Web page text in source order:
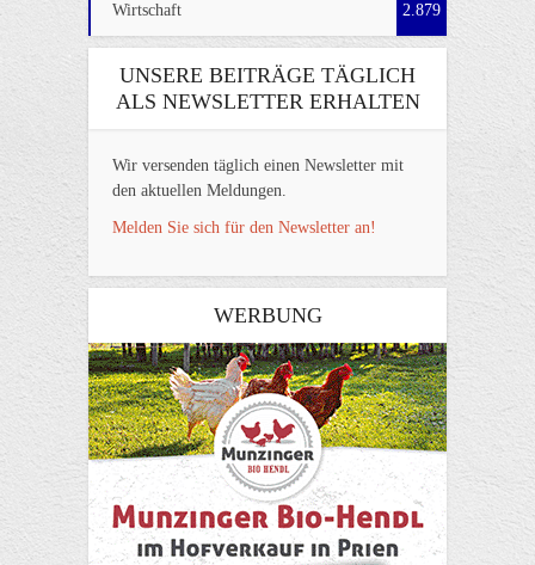
Wirtschaft 2.879
UNSERE BEITRÄGE TÄGLICH
ALS NEWSLETTER ERHALTEN
Wir versenden täglich einen Newsletter mit
den aktuellen Meldungen.
Melden Sie sich für den Newsletter an!
WERBUNG